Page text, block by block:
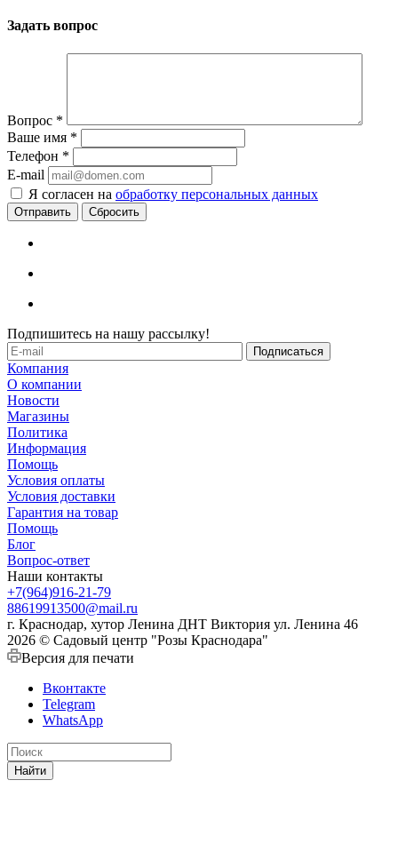
Задать вопрос
Вопрос *
Ваше имя *
Телефон *
E-mail
Я согласен на обработку персональных данных
Сбросить
Подпишитесь на нашу рассылку!
Компания
О компании
Новости
Магазины
Политика
Информация
Помощь
Условия оплаты
Условия доставки
Гарантия на товар
Помощь
Блог
Вопрос-ответ
Наши контакты
+7(964)916-21-79
88619913500@mail.ru
г. Краснодар, хутор Ленина ДНТ Виктория ул. Ленина 46
2026 © Садовый центр "Розы Краснодара"
Версия для печати
Вконтакте
Telegram
WhatsApp
Найти